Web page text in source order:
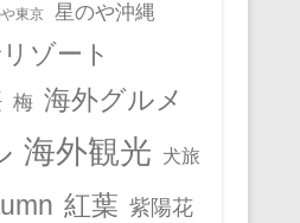
東京 星のや沖縄
ゾート
梅 海外グルメ
海外観光 犬旅
紅葉 紫陽花